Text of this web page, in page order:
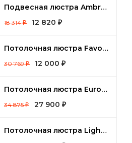
Подвесная люстра Ambrella Light TR TR5256
18 314₽ 12 820 ₽
Потолочная люстра Favourite Paramount 3047-6P
30 769₽ 12 000 ₽
Потолочная люстра Eurosvet Nuvola 70129/8 хром
34 875₽ 27 900 ₽
Потолочная люстра Lightstar Siena 720402